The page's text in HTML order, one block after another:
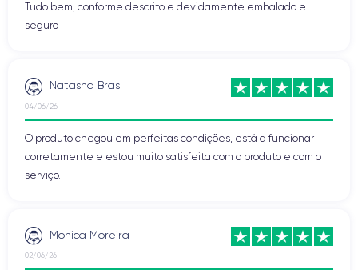
Tudo bem, conforme descrito e devidamente embalado e
seguro
Natasha Bras
04/06/26
O produto chegou em perfeitas condições, está a funcionar
corretamente e estou muito satisfeita com o produto e com o
serviço.
Monica Moreira
02/06/26